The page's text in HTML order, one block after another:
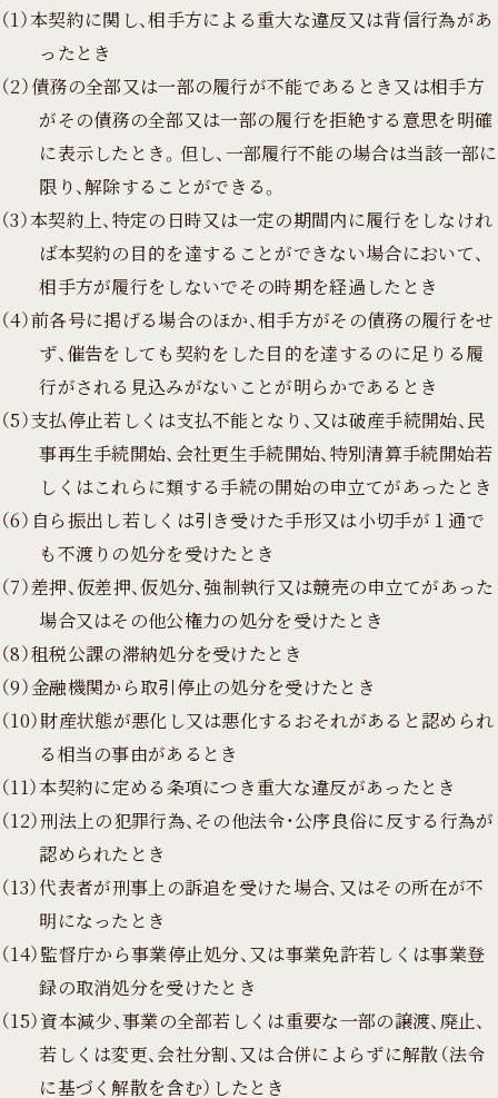
（1）本契約に関し、相手方による重大な違反又は背信行為があ
ったとき
（2）債務の全部又は一部の履行が不能であるとき又は相手方
がその債務の全部又は一部の履行を拒絶する意思を明確
に表示したとき。但し、一部履行不能の場合は当該一部に
限り、解除することができる。
（3）本契約上、特定の日時又は一定の期間内に履行をしなけれ
ば本契約の目的を達することができない場合において、
相手方が履行をしないでその時期を経過したとき
（4）前各号に掲げる場合のほか、相手方がその債務の履行をせ
ず、催告をしても契約をした目的を達するのに足りる履
行がされる見込みがないことが明らかであるとき
（5）支払停止若しくは支払不能となり、又は破産手続開始、民
事再生手続開始、会社更生手続開始、特別清算手続開始若
しくはこれらに類する手続の開始の申立てがあったとき
（6）自ら振出し若しくは引き受けた手形又は小切手が１通で
も不渡りの処分を受けたとき
（7）差押、仮差押、仮処分、強制執行又は競売の申立てがあった
場合又はその他公権力の処分を受けたとき
（8）租税公課の滞納処分を受けたとき
（9）金融機関から取引停止の処分を受けたとき
（10）財産状態が悪化し又は悪化するおそれがあると認められ
る相当の事由があるとき
（11）本契約に定める条項につき重大な違反があったとき
（12）刑法上の犯罪行為、その他法令・公序良俗に反する行為が
認められたとき
（13）代表者が刑事上の訴追を受けた場合、又はその所在が不
明になったとき
（14）監督庁から事業停止処分、又は事業免許若しくは事業登
録の取消処分を受けたとき
（15）資本減少、事業の全部若しくは重要な一部の譲渡、廃止、
若しくは変更、会社分割、又は合併によらずに解散（法令
に基づく解散を含む）したとき